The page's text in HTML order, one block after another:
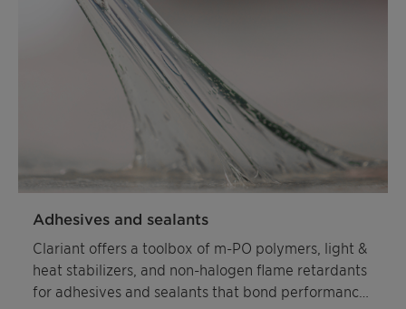
de los materiales en bruto hasta su procesamiento
para personalizarlos hacia soluciones para clientes
específicos, ponemos a su disposición un servicio
de 360 ° a lo largo de toda la cadena de valor.
Adhesives and sealants
Clariant offers a toolbox of m-PO polymers, light &
heat stabilizers, and non-halogen flame retardants
for adhesives and sealants that bond performance